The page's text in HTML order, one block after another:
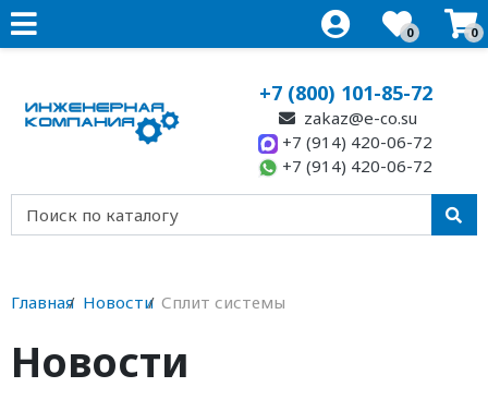
0 0
+7 (800) 101-85-72
zakaz@e-co.su
+7 (914) 420-06-72
+7 (914) 420-06-72
Главная Новости Сплит системы
Новости